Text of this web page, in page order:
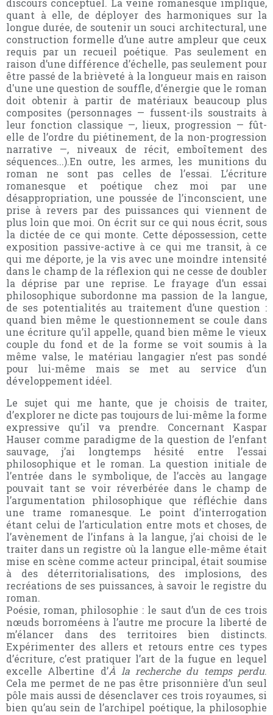
discours conceptuel. La veine romanesque implique,
quant à elle, de déployer des harmoniques sur la
longue durée, de soutenir un souci architectural, une
construction formelle d’une autre ampleur que ceux
requis par un recueil poétique. Pas seulement en
raison d’une différence d’échelle, pas seulement pour
être passé de la brièveté à la longueur mais en raison
d'une une question de souffle, d’énergie que le roman
doit obtenir à partir de matériaux beaucoup plus
composites (personnages — fussent-ils soustraits à
leur fonction classique —, lieux, progression — fût-
elle de l’ordre du piétinement, de la non-progression
narrative —, niveaux de récit, emboîtement des
séquences...).En outre, les armes, les munitions du
roman ne sont pas celles de l’essai. L’écriture
romanesque et poétique chez moi par une
désappropriation, une poussée de l’inconscient, une
prise à revers par des puissances qui viennent de
plus loin que moi. On écrit sur ce qui nous écrit, sous
la dictée de ce qui monte. Cette dépossession, cette
exposition passive-active à ce qui me transit, à ce
qui me déporte, je la vis avec une moindre intensité
dans le champ de la réflexion qui ne cesse de doubler
la déprise par une reprise. Le frayage d’un essai
philosophique subordonne ma passion de la langue,
de ses potentialités au traitement d’une question :
quand bien même le questionnement se coule dans
une écriture qu’il appelle, quand bien même le vieux
couple du fond et de la forme se voit soumis à la
même valse, le matériau langagier n’est pas sondé
pour lui-même mais se met au service d’un
développement idéel.
Le sujet qui me hante, que je choisis de traiter,
d’explorer ne dicte pas toujours de lui-même la forme
expressive qu’il va prendre. Concernant Kaspar
Hauser comme paradigme de la question de l’enfant
sauvage, j’ai longtemps hésité entre l’essai
philosophique et le roman. La question initiale de
l’entrée dans le symbolique, de l’accès au langage
pouvait tant se voir réverbérée dans le champ de
l’argumentation philosophique que réfléchie dans
une trame romanesque. Le point d’interrogation
étant celui de l’articulation entre mots et choses, de
l’avènement de l’infans à la langue, j’ai choisi de le
traiter dans un registre où la langue elle-même était
mise en scène comme acteur principal, était soumise
à des déterritorialisations, des implosions, des
recréations de ses puissances, à savoir le registre du
roman.
Poésie, roman, philosophie : le saut d’un de ces trois
nœuds borroméens à l’autre me procure la liberté de
m’élancer dans des territoires bien distincts.
Expérimenter des allers et retours entre ces types
d’écriture, c’est pratiquer l’art de la fugue en lequel
excelle Albertine d’À la recherche du temps perdu.
Cela me permet de ne pas être prisonnière d’un seul
pôle mais aussi de désenclaver ces trois royaumes, si
bien qu’au sein de l’archipel poétique, la philosophie